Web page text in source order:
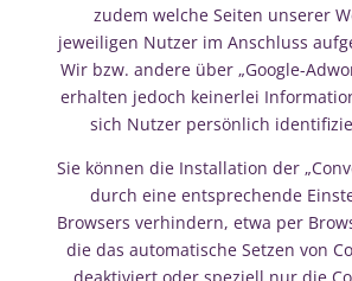
zudem welche Seiten unserer
jeweiligen Nutzer im Anschluss
Wir bzw. andere über „Google-
erhalten jedoch keinerlei
sich Nutzer persönlich
Sie können die Installation der
durch eine entsprechende
Browsers verhindern, etwa per
die das automatische Setzen von